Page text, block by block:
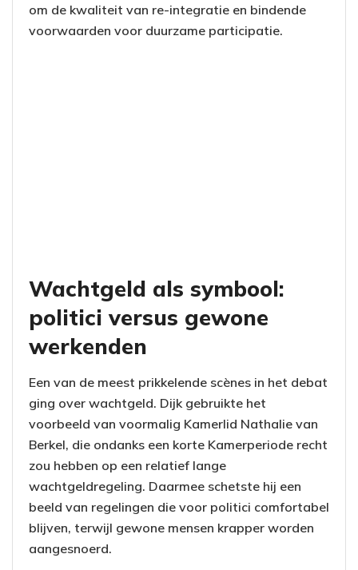
om de kwaliteit van re-integratie en bindende
voorwaarden voor duurzame participatie.
Wachtgeld als symbool:
politici versus gewone
werkenden
Een van de meest prikkelende scènes in het debat
ging over wachtgeld. Dijk gebruikte het
voorbeeld van voormalig Kamerlid Nathalie van
Berkel, die ondanks een korte Kamerperiode recht
zou hebben op een relatief lange
wachtgeldregeling. Daarmee schetste hij een
beeld van regelingen die voor politici comfortabel
blijven, terwijl gewone mensen krapper worden
aangesnoerd.